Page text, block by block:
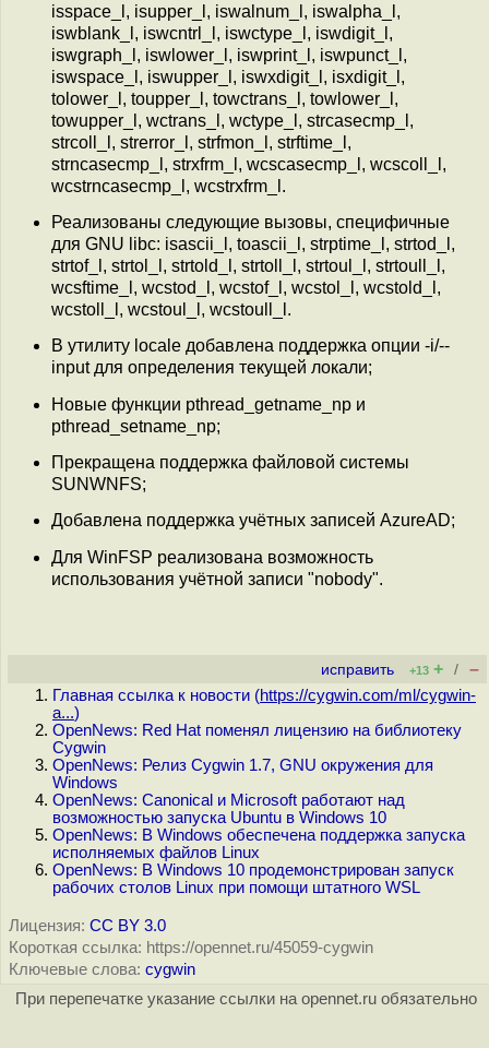
isspace_l, isupper_l, iswalnum_l, iswalpha_l,
iswblank_l, iswcntrl_l, iswctype_l, iswdigit_l,
iswgraph_l, iswlower_l, iswprint_l, iswpunct_l,
iswspace_l, iswupper_l, iswxdigit_l, isxdigit_l,
tolower_l, toupper_l, towctrans_l, towlower_l,
towupper_l, wctrans_l, wctype_l, strcasecmp_l,
strcoll_l, strerror_l, strfmon_l, strftime_l,
strncasecmp_l, strxfrm_l, wcscasecmp_l, wcscoll_l,
wcstrncasecmp_l, wcstrxfrm_l.
Реализованы следующие вызовы, специфичные
для GNU libc: isascii_l, toascii_l, strptime_l, strtod_l,
strtof_l, strtol_l, strtold_l, strtoll_l, strtoul_l, strtoull_l,
wcsftime_l, wcstod_l, wcstof_l, wcstol_l, wcstold_l,
wcstoll_l, wcstoul_l, wcstoull_l.
В утилиту locale добавлена поддержка опции -i/--
input для определения текущей локали;
Новые функции pthread_getname_np и
pthread_setname_np;
Прекращена поддержка файловой системы
SUNWNFS;
Добавлена поддержка учётных записей AzureAD;
Для WinFSP реализована возможность
использования учётной записи "nobody".
исправить +13 + / –
Главная ссылка к новости (https://cygwin.com/ml/cygwin-
a...)
OpenNews: Red Hat поменял лицензию на библиотеку
Cygwin
OpenNews: Релиз Cygwin 1.7, GNU окружения для
Windows
OpenNews: Canonical и Microsoft работают над
возможностью запуска Ubuntu в Windows 10
OpenNews: В Windows обеспечена поддержка запуска
исполняемых файлов Linux
OpenNews: В Windows 10 продемонстрирован запуск
рабочих столов Linux при помощи штатного WSL
Лицензия: CC BY 3.0
Короткая ссылка: https://opennet.ru/45059-cygwin
Ключевые слова: cygwin
При перепечатке указание ссылки на opennet.ru обязательно